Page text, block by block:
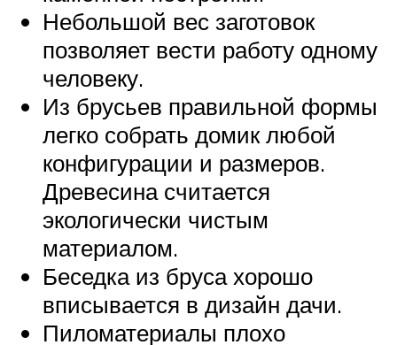
Небольшой вес заготовок
позволяет вести работу одному
человеку.
Из брусьев правильной формы
легко собрать домик любой
конфигурации и размеров.
Древесина считается
экологически чистым
материалом.
Беседка из бруса хорошо
вписывается в дизайн дачи.
Пиломатериалы плохо